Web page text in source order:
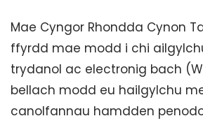
Mae Cyngor Rhondda Cynon
ffyrdd mae modd i chi
trydanol ac electronig bach
bellach modd eu hailgylchu
canolfannau hamdden